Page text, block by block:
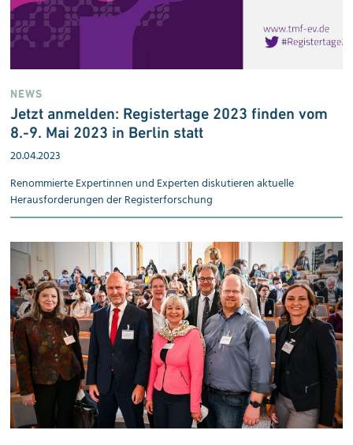
NEWS
Jetzt anmelden: Register­tage 2023 fin­den vom
8.-9. Mai 2023 in Berlin statt
20.04.2023
Renommierte Expertinnen und Experten diskutieren aktuelle
Herausforderungen der Registerforschung